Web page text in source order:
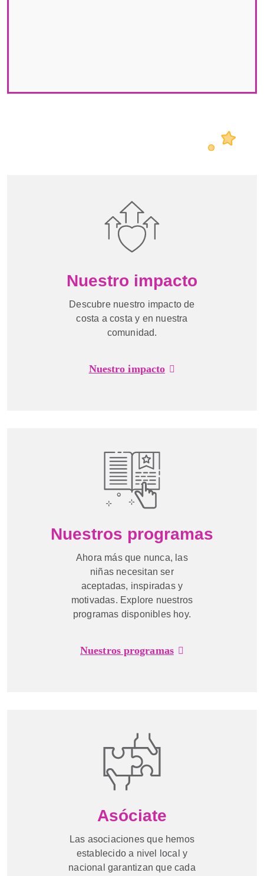
Nuestro impacto
Descubre nuestro impacto de
costa a costa y en nuestra
comunidad.
Nuestro impacto
Nuestros programas
Ahora más que nunca, las
niñas necesitan ser
aceptadas, inspiradas y
motivadas. Explore nuestros
programas disponibles hoy.
Nuestros programas
Asóciate
Las asociaciones que hemos
establecido a nivel local y
nacional garantizan que cada